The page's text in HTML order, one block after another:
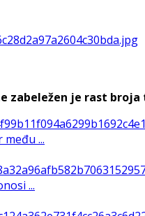
zabeležen je rast
...
...